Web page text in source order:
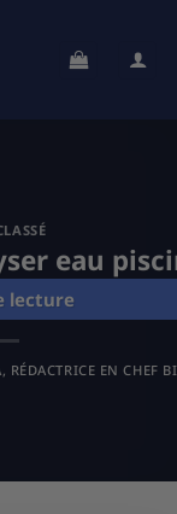
eau
RÉDACTRICE EN CHEF